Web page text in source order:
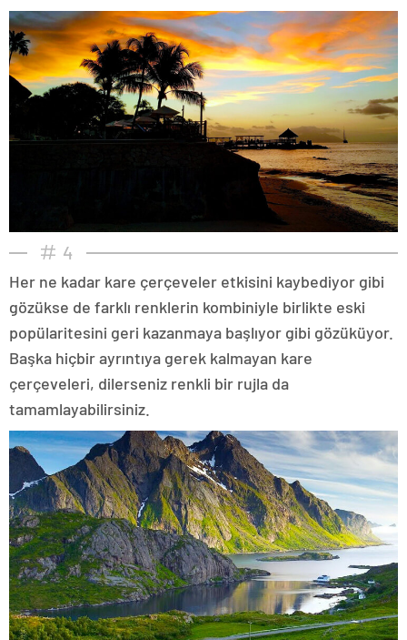
4
Her ne kadar kare çerçeveler etkisini kaybediyor gibi
gözükse de farklı renklerin kombiniyle birlikte eski
popülaritesini geri kazanmaya başlıyor gibi gözüküyor.
Başka hiçbir ayrıntıya gerek kalmayan kare
çerçeveleri, dilerseniz renkli bir rujla da
tamamlayabilirsiniz.